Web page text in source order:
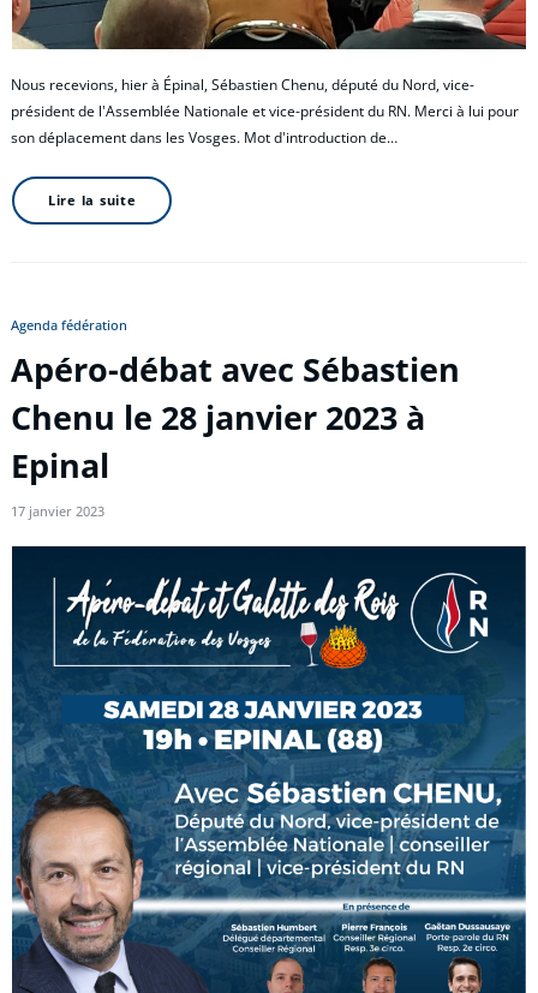
Nous recevions, hier à Épinal, Sébastien Chenu, député du Nord, vice-
président de l'Assemblée Nationale et vice-président du RN. Merci à lui pour
son déplacement dans les Vosges. Mot d'introduction de…
Lire la suite
Agenda fédération
Apéro-débat avec Sébastien
Chenu le 28 janvier 2023 à
Epinal
17 janvier 2023